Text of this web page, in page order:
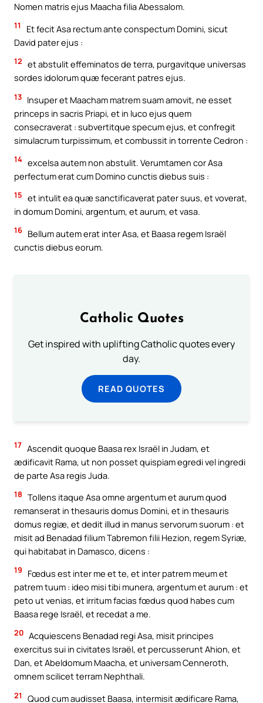
Nomen matris ejus Maacha filia Abessalom.
11
Et fecit Asa rectum ante conspectum Domini, sicut
David pater ejus :
12 et abstulit effeminatos de terra, purgavitque universas
sordes idolorum quæ fecerant patres ejus.
13 Insuper et Maacham matrem suam amovit, ne esset
princeps in sacris Priapi, et in luco ejus quem
consecraverat : subvertitque specum ejus, et confregit
simulacrum turpissimum, et combussit in torrente Cedron :
14 excelsa autem non abstulit. Verumtamen cor Asa
perfectum erat cum Domino cunctis diebus suis :
15 et intulit ea quæ sanctificaverat pater suus, et voverat,
in domum Domini, argentum, et aurum, et vasa.
16 Bellum autem erat inter Asa, et Baasa regem Israël
cunctis diebus eorum.
Catholic Quotes
Get inspired with uplifting Catholic quotes every
day.
READ QUOTES
17 Ascendit quoque Baasa rex Israël in Judam, et
ædificavit Rama, ut non posset quispiam egredi vel ingredi
de parte Asa regis Juda.
18 Tollens itaque Asa omne argentum et aurum quod
remanserat in thesauris domus Domini, et in thesauris
domus regiæ, et dedit illud in manus servorum suorum : et
misit ad Benadad filium Tabremon filii Hezion, regem Syriæ,
qui habitabat in Damasco, dicens :
19
Fœdus est inter me et te, et inter patrem meum et
patrem tuum : ideo misi tibi munera, argentum et aurum : et
peto ut venias, et irritum facias fœdus quod habes cum
Baasa rege Israël, et recedat a me.
20 Acquiescens Benadad regi Asa, misit principes
exercitus sui in civitates Israël, et percusserunt Ahion, et
Dan, et Abeldomum Maacha, et universam Cenneroth,
omnem scilicet terram Nephthali.
21 Quod cum audisset Baasa, intermisit ædificare Rama,